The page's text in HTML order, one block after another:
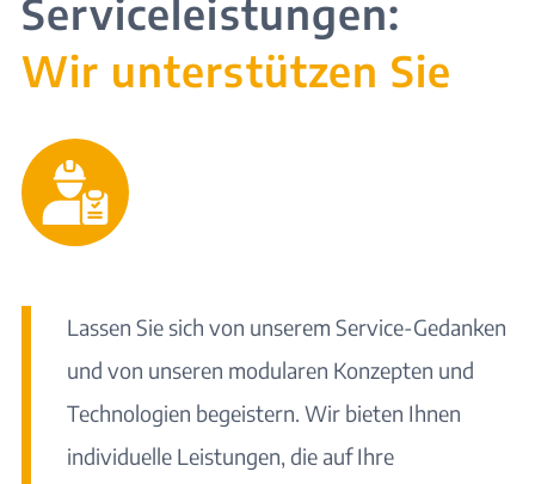
Serviceleistungen:
Wir unterstützen Sie
Lassen Sie sich von unserem Service-Gedanken
und von unseren modularen Konzepten und
Technologien begeistern. Wir bieten Ihnen
individuelle Leistungen, die auf Ihre